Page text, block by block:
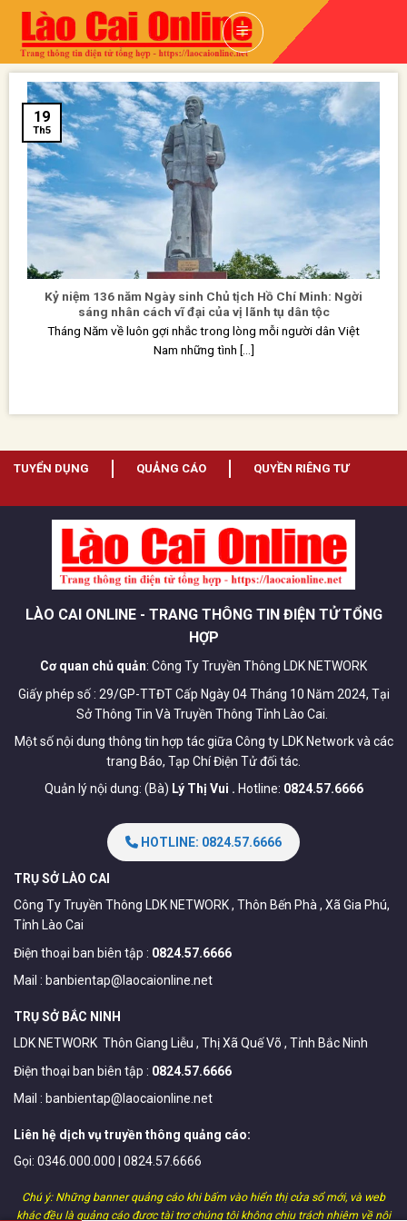
Skip
content
Kỷ niệm 136 năm Ngày sinh Chủ tịch Hồ Chí Minh: Ngời
sáng nhân cách vĩ đại của vị lãnh tụ dân tộc
Tháng Năm về luôn gợi nhắc trong lòng mỗi người dân Việt
Nam những tình [...]
19
Th5
TUYỂN DỤNG QUẢNG CÁO QUYỀN RIÊNG TƯ
LÀO CAI ONLINE - TRANG THÔNG TIN ĐIỆN TỬ TỔNG
HỢP
Cơ quan chủ quản: Công Ty Truyền Thông LDK NETWORK
Giấy phép số : 29/GP-TTĐT Cấp Ngày 04 Tháng 10 Năm 2024, Tại
Sở Thông Tin Và Truyền Thông Tỉnh Lào Cai.
Một số nội dung thông tin hợp tác giữa Công ty LDK Network và các
trang Báo, Tạp Chí Điện Tử đối tác.
Quản lý nội dung: (Bà) Lý Thị Vui . Hotline: 0824.57.6666
HOTLINE: 0824.57.6666
TRỤ SỞ LÀO CAI
Công Ty Truyền Thông LDK NETWORK , Thôn Bến Phà , Xã Gia Phú,
Tỉnh Lào Cai
Điện thoại ban biên tập : 0824.57.6666
Mail : banbientap@laocaionline.net
TRỤ SỞ BẮC NINH
LDK NETWORK Thôn Giang Liễu , Thị Xã Quế Võ , Tỉnh Bắc Ninh
Điện thoại ban biên tập : 0824.57.6666
Mail : banbientap@laocaionline.net
Liên hệ dịch vụ truyền thông quảng cáo:
Gọi: 0346.000.000 | 0824.57.6666
Chú ý: Những banner quảng cáo khi bấm vào hiển thị cửa sổ mới, và web
khác đều là quảng cáo được tài trợ chúng tôi không chịu trách nhiệm về nội